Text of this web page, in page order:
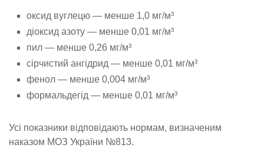
оксид вуглецю — менше 1,0 мг/м³
діоксид азоту — менше 0,01 мг/м³
пил — менше 0,26 мг/м³
сірчистий ангідрид — менше 0,01 мг/м³
фенол — менше 0,004 мг/м³
формальдегід — менше 0,01 мг/м³
Усі показники відповідають нормам, визначеним
наказом МОЗ України №813.